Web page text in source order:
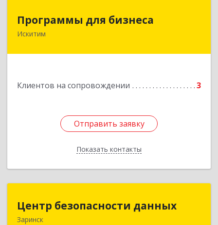
Программы для бизнеса
Искитим
Клиентов на сопровождении 3
Отправить заявку
Показать контакты
Программы для бизнеса
Отправить заявку
Назад
Центр безопасности данных
Заринск
Центр безопасности данных
659100, Алтайский край, Заринск г, Таратынова